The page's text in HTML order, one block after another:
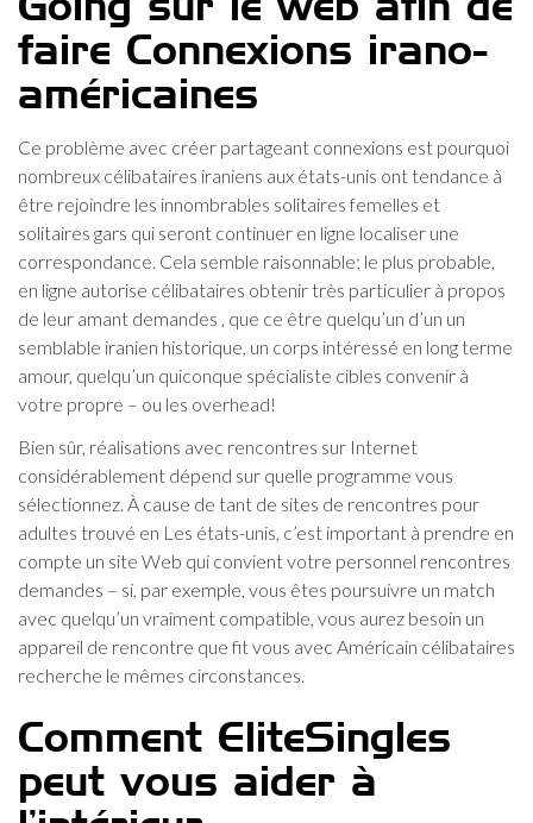
Going sur le web afin de
faire Connexions irano-
américaines
Ce problème avec créer partageant connexions est pourquoi
nombreux célibataires iraniens aux états-unis ont tendance à
être rejoindre les innombrables solitaires femelles et
solitaires gars qui seront continuer en ligne localiser une
correspondance. Cela semble raisonnable; le plus probable,
en ligne autorise célibataires obtenir très particulier à propos
de leur amant demandes , que ce être quelqu’un d’un un
semblable iranien historique, un corps intéressé en long terme
amour, quelqu’un quiconque spécialiste cibles convenir à
votre propre – ou les overhead!
Bien sûr, réalisations avec rencontres sur Internet
considérablement dépend sur quelle programme vous
sélectionnez. À cause de tant de sites de rencontres pour
adultes trouvé en Les états-unis, c’est important à prendre en
compte un site Web qui convient votre personnel rencontres
demandes – si, par exemple, vous êtes poursuivre un match
avec quelqu’un vraiment compatible, vous aurez besoin un
appareil de rencontre que fit vous avec Américain célibataires
recherche le mêmes circonstances.
Comment EliteSingles
peut vous aider à